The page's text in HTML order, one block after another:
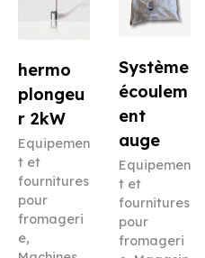
hermo
plongeu
r 2kW
Equipemen
t et
fournitures
pour
fromageri
e,
Système
écoulem
ent
auge
Equipemen
t et
fournitures
pour
fromageri